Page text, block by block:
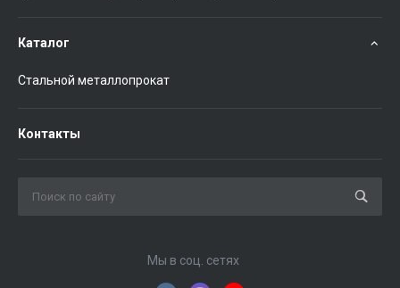
Каталог
Стальной металлопрокат
Контакты
Мы в соц. сетях